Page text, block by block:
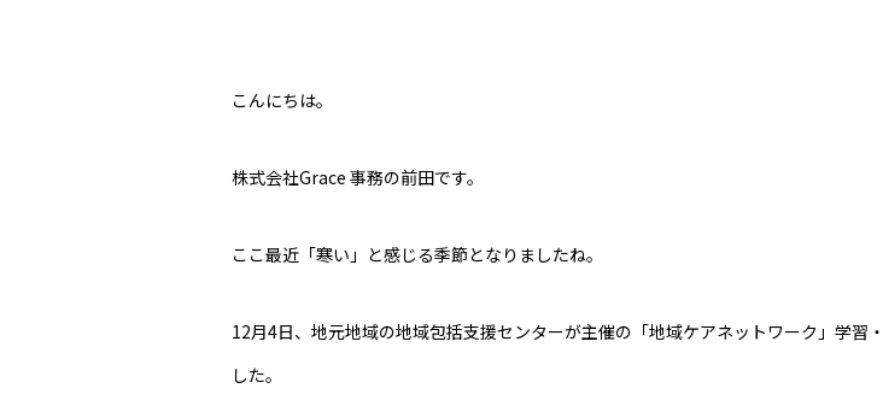
こんにちは。
株式会社Grace 事務の前田です。
ここ最近「寒い」と感じる季節となりましたね。
12月4日、地元地域の地域包括支援センターが主催の「地域ケアネットワーク」学
した。